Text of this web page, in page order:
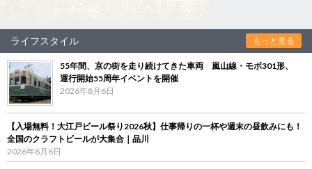
ライフスタイル もっと見る
55年間、京の街を走り続けてきた車両 嵐山線・モボ301形、
運行開始55周年イベントを開催
2026年8月6日
【入場無料！大江戸ビール祭り2026秋】仕事帰りの一杯や週末の昼飲みにも！
全国のクラフトビールが大集合｜品川
2026年8月6日